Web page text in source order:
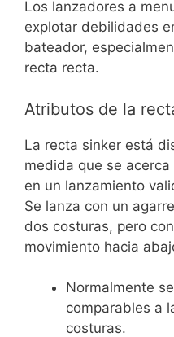
Los lanzadores a
explotar debilidades
bateador,
recta recta.
Atributos de la
La recta sinker está
medida que se
en un lanzamiento
Se lanza con un
dos costuras, pero
movimiento hacia
Normalmente
comparables a
costuras.